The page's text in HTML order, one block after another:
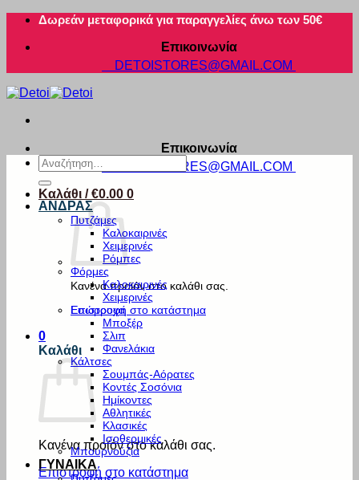
Μετάβαση
περιεχόμενο
Δωρεάν μεταφορικά για παραγγελίες άνω των 50€
Επικοινωνία
DETOISTORES@GMAIL.COM
Επικοινωνία
DETOISTORES@GMAIL.COM
Καλάθι /€0.00 0
Κανένα προϊόν στο καλάθι σας.
Επιστροφή στο κατάστημα
0
Καλάθι
Κανένα προϊόν στο καλάθι σας.
Επιστροφή στο κατάστημα
Αναζήτηση
για:
ΑΝΔΡΑΣ
Πυτζάμες
Καλοκαιρινές
Χειμερινές
Ρόμπες
Φόρμες
Καλοκαιρινές
Χειμερινές
Εσώρουχα
Μποξέρ
Σλιπ
Φανελάκια
Κάλτσες
Σουμπάς-Αόρατες
Κοντές Σοσόνια
Ημίκοντες
Αθλητικές
Κλασικές
Ισοθερμικές
Μπουρνούζια
ΓΥΝΑΙΚΑ